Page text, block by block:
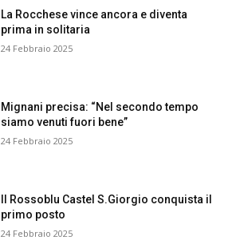
La Rocchese vince ancora e diventa
prima in solitaria
24 Febbraio 2025
Mignani precisa: “Nel secondo tempo
siamo venuti fuori bene”
24 Febbraio 2025
Il Rossoblu Castel S.Giorgio conquista il
primo posto
24 Febbraio 2025